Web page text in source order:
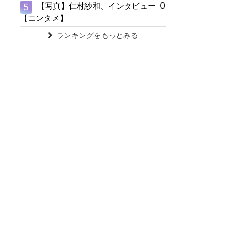
5
【写真】仁村紗和、インタビュー
【エンタメ】
0
ランキングをもっとみる